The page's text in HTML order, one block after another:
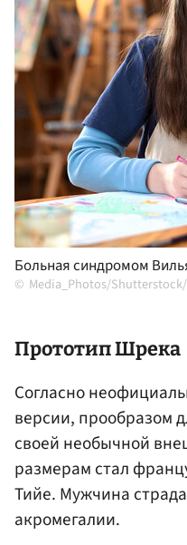
Больная синдромом
Media_Photos/Shutterstock/
Прототип Шрека
Согласно
версии, прообразом
своей необычной
размерам стал
Тийе. Мужчина
акромегалии.